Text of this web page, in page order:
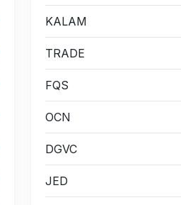
KALAM
TRADE
FQS
OCN
DGVC
JED